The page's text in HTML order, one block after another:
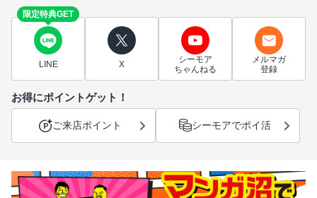
限定特典GET
LINE X
シーモア
ちゃんねる
メルマガ
登録
お得にポイントゲット！
ご来店ポイント シーモアでポイ活